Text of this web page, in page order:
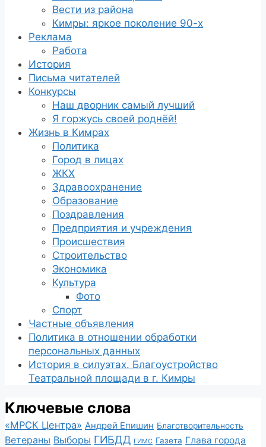
Вести из района
Кимры: яркое поколение 90-х
Реклама
Работа
История
Письма читателей
Конкурсы
Наш дворник самый лучший
Я горжусь своей роднёй!
Жизнь в Кимрах
Политика
Город в лицах
ЖКХ
Здравоохранение
Образование
Поздравления
Предприятия и учреждения
Происшествия
Строительство
Экономика
Культура
Фото
Спорт
Частные объявления
Политика в отношении обработки
персональных данных
История в силуэтах. Благоустройство
Театральной площади в г. Кимры
Ключевые слова
«МРСК Центра» Андрей Епишин Благотворительность
Ветераны Выборы ГИБДД ГИМС Газета Глава города